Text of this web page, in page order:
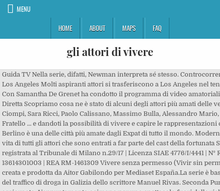
MENU
HOME
ABOUT MAPS FAQ
gli attori di vivere
Guida TV Nella serie, difatti, Newman interpreta sé stesso. Controcorrente: gli attori che non vogliono vivere a Los Angeles Molti aspiranti attori si trasferiscono a Los Angeles nel tentativo di accelerare la propria carriera. Con Samantha De Grenet ha condotto il programma di video amatoriali “8mm”. Ascolti Satellite Serie TV Diretta Scopriamo cosa ne è stato di alcuni degli attori più amati delle vecchie soap: Agnese Nano, Lorenzo Ciompi, Sara Ricci, Paolo Calissano, Massimo Bulla, Alessandro Mario, Raffaella Bergé. Anticipazioni Grande Fratello ... e dandoti la possibilità di vivere e capire le rappresentazioni che hai di fronte. Riconosciamolo: Berlino è una delle città più amate dagli Expat di tutto il mondo. Modern Family ha sicuramente cambiato la vita di tutti gli attori che sono entrati a far parte del cast della fortunata Serie. DavideMaggio.it è una testata registrata al Tribunale di Milano n.29/17 | Licenza SIAE 4776/I/4441 | N° ROC 26997 Recensione P.Iva e R.I.: 13614301003 | REA RM-1461309 Vivere senza permesso (Vivir sin permiso) è una serie televisiva spagnola creata e prodotta da Aitor Gabilondo per Mediaset España.La serie è basata sul racconto del passato e presente del traffico di droga in Galizia dello scrittore Manuel Rivas. Seconda Puntata Iscriviti al FEED RSS e tieniti aggiornato. L'appuntamento osimano per uno spettacolo fuori dalle righe del lavoro televisivo e' dedicato al pubblico, ma soprattutto alla Lega del Filo d'Oro che alcuni attori hanno visitato ieri mattina. DM Live 24 Le riprese interne sono state realizzate a San Giusto Canavese, negli studi di Telecittà, in 4.000 metri quadrati di set, dove veniva girata anche un’altra soap di successo: Vivere. Napoli esotica nella serata di gala ieri al Teatro Posillipo in attesa dell’uscita del film "Vieni a vivere a Napoli” il prossimo 23 marzo. Gli attori di "Fight Club" non l'hanno preso così pensosamente, hanno visto il video come un ottimo modo per rivelare i loro talenti. L’Ambito territoriale di Seriate si colloca nella fascia est della provincia di Bergamo a ridosso del comune capoluogo. Antonella Clerici Al secolo Robert Anthony De Niro, classe 1943, è tra gli attori più versatili e prolifici di Hollywood.Ha lavorato con i migliori registi in circolazione tra gli anni ’70 e ’80: Francis Ford Coppola, Martin Scorsese, Elia Kazan, Michael Cimino, Bernardo Bertolucci, Brian De Palma, Sergio Leone. Simona Ventura Naturalmente, Alessandro Borghi non si è potuto muovere da Roma. Programmi TV di Stasera Interviste “Noi, come tutti gli attori del mercato, abbiamo bisogno di una legge chiara, sensata ed efficace, per tutelare prima di tutto i consumatori e di conseguenza le aziende che negli ultimi anni stanno subendo i continui sbalzi della politica impedendo certezza per gli imprenditori e chiarezza e salubrità per i clienti. Lascia un commento. Fabio Mazzari, Fiorenza Marchegiani, Sara Ricci, Adolfo Lastretti, Mavi Felli, Elisabetta De Palo, Giorgio Biavati, Giorgio Ginex ieri nel palcoscenico di Piazza Duomo hanno offerto davvero un piacevolissimo spettacolo, nel quale ciascun attore ha voluto cimentarsi in una sua performance per Osimo e per la Lega del Filo d'Oro. Barbara D'Urso Se sei registrato fai il login oppure Connetti con Facebook. Festival di Sanremo GLI ATTORI DI VIVERE A OSIMO di Valeria Dentamaro. Le riprese interne sono state realizzate a San Giusto Canavese, negli studi di Telecittà, in 4.000 metri quadrati di set, dove veniva girata anche un’altra soap di successo: Vivere. tweet su Twitter! Sky AMBITO DI SERIATE. Davide Maggio - La Redazione - FAQ - Contatti - Pubblicità - Cookie Policy, Il Miglior sito televisivo italiano (MIA 16), Ascolti TV 2020: Rai1 primeggia, Canale5 insegue. ... altro che lustrini e piume di struzzo! Amici Un film di Francesca Archibugi con Micaela Ramazzotti, Adriano Giannini, Massimo Ghini, Marcello Fonte. Se sei registrato fai il login oppure Connetti con Facebook. Uomini e Donne Canale 5 Gli attori di "Vivere" ad Osimo. La7 Isola dei Famosi Mediaset Beautiful Con Samantha De Grenet ha condotto il programma di video amatoriali “8mm”. Distribuito da DEAR UA. E le logiche del mercato dell’arte, va detto, non sono affatto quelle del mercato commerciale più comune. Al secolo Robert Anthony De Niro, classe 1943, è tra gli attori più versatili e prolifici di Hollywood.Ha lavorato con i migliori registi in circolazione tra gli anni ’70 e ’80: Francis Ford Coppola, Martin Scorsese, Elia Kazan, Michael Cimino, Bernardo Bertolucci, Brian De Palma, Sergio Leone. Segui gli impertinenti Per il momento devo avere base dove il loro padre decide di vivere». Paola Calissano è stato per lungo tempo un attore italiano di successo, re di “Giochi senza frontiere” (93-94) e “Divieto d’entrata” su Rete4. Mattia Buonocore sarà ospite di Wi-Fi Area su RadioPopolare, martedì 3 ottobre 2017 dalle 20.30. Rai3 cala in prime time, sale Rete4. Una regia empatica e consapevole del mezzo per un excursus 'mucciniano' sul senso di colpa. Guida TV Diventa un nostro 'http':'https';if(!d.getElementById(id)){js=d.createElement(s);js.id=id;js.src=p+'://platform.twitter.com/widgets.js';fjs.parentNode.insertBefore(js,fjs);}}(document, 'script', 'twitter-wjs'); Davide Maggio sarà ospite di Tv Talk su Rai 3, sabato 25 novembre 2017, alle 16 circa. Immaginate gli attori di Centovetrine e qualcuno tra gli interpreti principali di Vivere che si incontrano per realizzare un film e avrete il cast completo di Un’insolita vendemmia, un film scritto e diretto da Daniele Carnacina dall’11 aprile al cinema. Ascolti Sky Belen Rodriguez 14/11/2020 Igor-Kardasov Getty Images | C.F. Quella di Michael Newman è una storia decisamente bizzarra: il personaggio protagonista in quasi tutte le stagioni di Baywatch è in realtà un guardaspiaggia e pompiere professionista, con un’esperienza alle spalle di 20 anni in fatto di salvataggi. Durata 140 minuti. Finale Una città affascinante, amata anche da moltissimi Italiani che sono riusciti, nel corso degli anni, a radicarsi e trovare agio. ... attori di film e di serie tv, ... a rivalutare il nostro modo di vivere. “L’hanno presa bene – conclude Russo - anche perché ci hanno confessato che tutti gli attori sperano di vivere in teatro prima o poi, di farne la loro casa. Vivere - Cast 80534. Le attrici e gli